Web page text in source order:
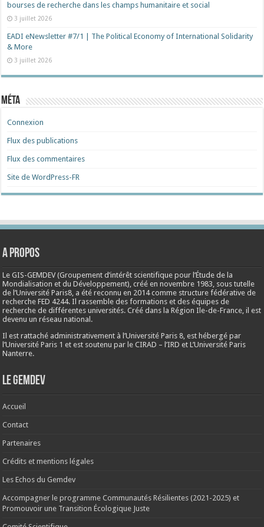
bourses de recherche dans les champs humanitaire et social
3 juillet 2026
EADI eNewsletter #7/1 | The Political Economy of International Solidarity
& More
3 juillet 2026
Méta
Connexion
Flux des publications
Flux des commentaires
Site de WordPress-FR
A propos
Le GIS-GEMDEV (Groupement d’intérêt scientifique pour l’Étude de la
Mondialisation et du Développement), créé ennovembre 1983 , sous tutelle
de l’Université Paris8, a été reconnu en 2014 comme structure fédérative de
recherche FED 4244. Il rassemble des formations et des équipes de
recherche de différentes universités. Créé dans la Région Ile-de-France, il est
devenu un réseau national.
Il est rattaché administrativement à l’Université Paris 8, est hébergé par
l’Université Paris 1 et est soutenu par le CIRAD – l’IRD et L’Université Paris
Nanterre.
Le Gemdev
Accueil
Contact
Partenaires
Crédits et mentions légales
Les Echos du Gemdev
Accompagner le programme Communautés Résilientes (2021-2025) et
Promouvoir une Transition Écologique Juste